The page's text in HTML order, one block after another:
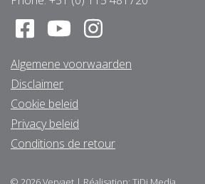
Algemene voorwaarden
Disclaimer
Cookie beleid
Privacy beleid
Conditions de retour